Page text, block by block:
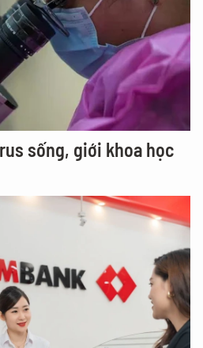
sống, giới khoa học